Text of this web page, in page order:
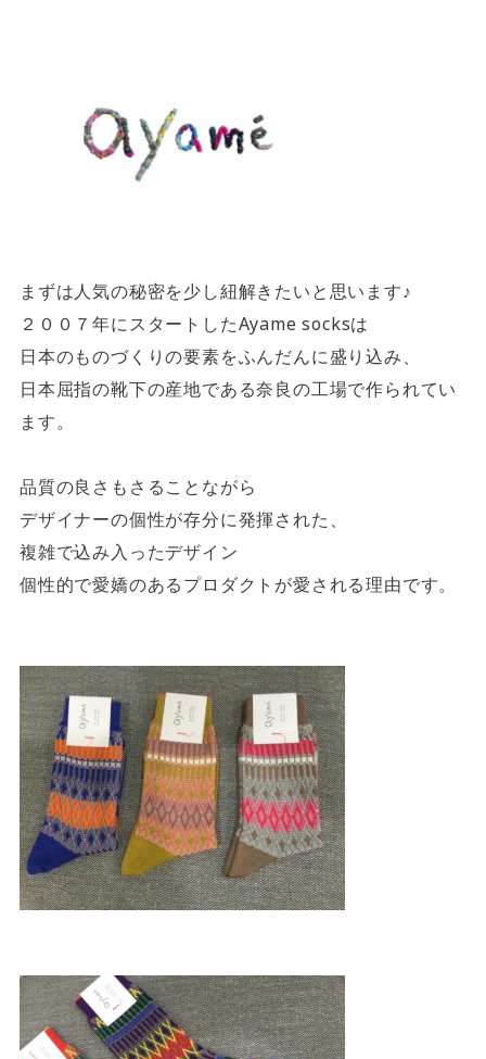
営業時間 10:00 ~ 23:00
まずは人気の秘密を少し紐解きたいと思います♪
２００７年にスタートしたAyame socksは
日本のものづくりの要素をふんだんに盛り込み、
日本屈指の靴下の産地である奈良の工場で作られてい
ます。
品質の良さもさることながら
デザイナーの個性が存分に発揮された、
複雑で込み入ったデザイン
個性的で愛嬌のあるプロダクトが愛される理由です。